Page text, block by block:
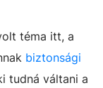
téma itt, a
biztonsági
tudná váltani a